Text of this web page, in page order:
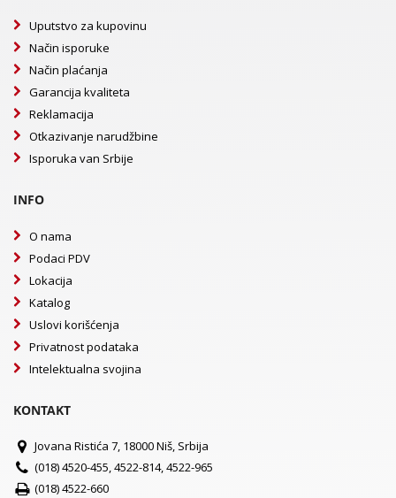
Uputstvo za kupovinu
Način isporuke
Način plaćanja
Garancija kvaliteta
Reklamacija
Otkazivanje narudžbine
Isporuka van Srbije
INFO
O nama
Podaci PDV
Lokacija
Katalog
Uslovi korišćenja
Privatnost podataka
Intelektualna svojina
KONTAKT
Jovana Ristića 7, 18000 Niš, Srbija
(018) 4520-455, 4522-814, 4522-965
(018) 4522-660